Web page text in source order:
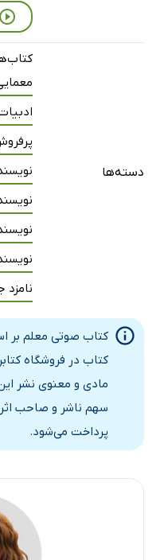
قسمت بیست‌وسه
قسمت بیست‌وچهار
قسمت بیست‌وپنج
قسمت بیست‌وشش
قسمت بیست‌وهفت
دسته‌ها
نامزد
کتاب صوتی معلم بر
کتاب در فروشگاه
مادی و معنوی نشر
سهم ناشر و صاحب
پرداخت می‌شود.